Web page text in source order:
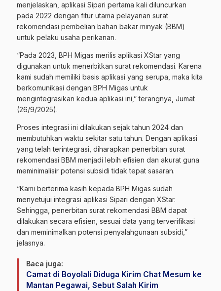
menjelaskan, aplikasi Sipari pertama kali diluncurkan
pada 2022 dengan fitur utama pelayanan surat
rekomendasi pembelian bahan bakar minyak (BBM)
untuk pelaku usaha perikanan.
“Pada 2023, BPH Migas merilis aplikasi XStar yang
digunakan untuk menerbitkan surat rekomendasi. Karena
kami sudah memiliki basis aplikasi yang serupa, maka kita
berkomunikasi dengan BPH Migas untuk
mengintegrasikan kedua aplikasi ini,” terangnya, Jumat
(26/9/2025).
Proses integrasi ini dilakukan sejak tahun 2024 dan
membutuhkan waktu sekitar satu tahun. Dengan aplikasi
yang telah terintegrasi, diharapkan penerbitan surat
rekomendasi BBM menjadi lebih efisien dan akurat guna
meminimalisir potensi subsidi tidak tepat sasaran.
“Kami berterima kasih kepada BPH Migas sudah
menyetujui integrasi aplikasi Sipari dengan XStar.
Sehingga, penerbitan surat rekomendasi BBM dapat
dilakukan secara efisien, sesuai data yang terverifikasi
dan meminimalkan potensi penyalahgunaan subsidi,”
jelasnya.
Baca juga:
Camat di Boyolali Diduga Kirim Chat Mesum ke
Mantan Pegawai, Sebut Salah Kirim